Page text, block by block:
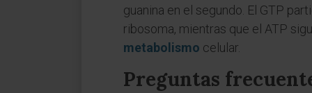
guanina en el segundo. El GTP
ribosoma, mientras que el ATP
metabolismo celular.
Preguntas